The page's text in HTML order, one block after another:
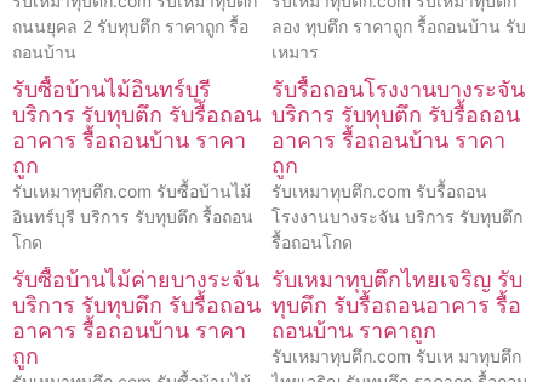
ถนนยุคล 2 รับทุบตึก ราคาถูก รื้อ
ถอนบ้าน
ลอง ทุบตึก ราคาถูก รื้อถอนบ้าน รับ
เหมาร
รับซื้อบ้านไม้อินทร์บุรี
บริการ รับทุบตึก รับรื้อถอน
อาคาร รื้อถอนบ้าน ราคา
ถูก
รับเหมาทุบตึก.com รับซื้อบ้านไม้
อินทร์บุรี บริการ รับทุบตึก รื้อถอน
โกด
รับรื้อถอนโรงงานบางระจัน
บริการ รับทุบตึก รับรื้อถอน
อาคาร รื้อถอนบ้าน ราคา
ถูก
รับเหมาทุบตึก.com รับรื้อถอน
โรงงานบางระจัน บริการ รับทุบตึก
รื้อถอนโกด
รับซื้อบ้านไม้ค่ายบางระจัน
บริการ รับทุบตึก รับรื้อถอน
อาคาร รื้อถอนบ้าน ราคา
ถูก
รับเหมาทุบตึกไทยเจริญ รับ
ทุบตึก รับรื้อถอนอาคาร รื้อ
ถอนบ้าน ราคาถูก
รับเหมาทุบตึก.com รับเห มาทุบตึก